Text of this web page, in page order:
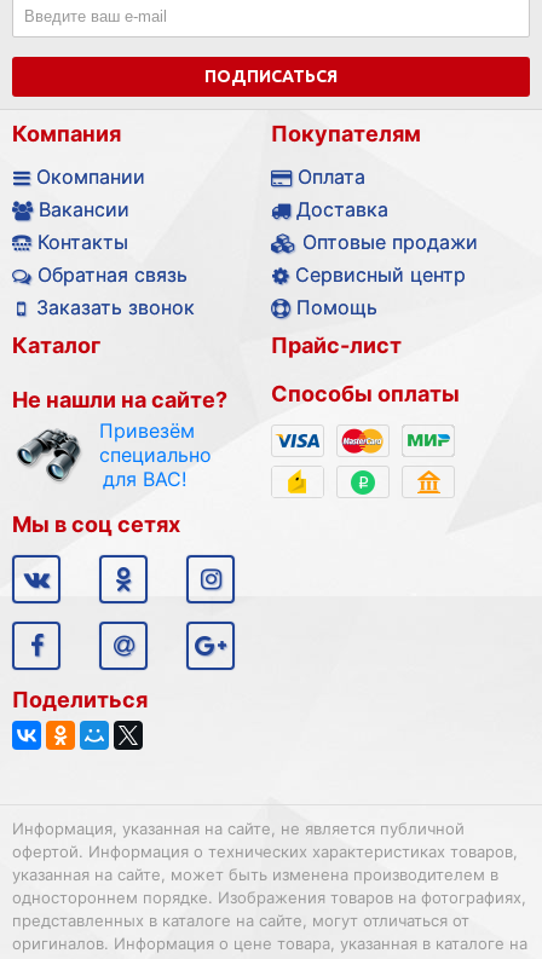
ПОДПИСАТЬСЯ
Компания
Окомпании
Вакансии
Контакты
Обратная связь
Заказать звонок
Покупателям
Оплата
Доставка
Оптовые продажи
Сервисный центр
Помощь
Каталог
Не нашли на сайте?
Привезём
специально
для ВАС!
Прайс-лист
Способы оплаты
Мы в соц сетях
Поделиться
Информация, указанная на сайте, не является публичной
офертой. Информация о технических характеристиках товаров,
указанная на сайте, может быть изменена производителем в
одностороннем порядке. Изображения товаров на фотографиях,
представленных в каталоге на сайте, могут отличаться от
оригиналов. Информация о цене товара, указанная в каталоге на